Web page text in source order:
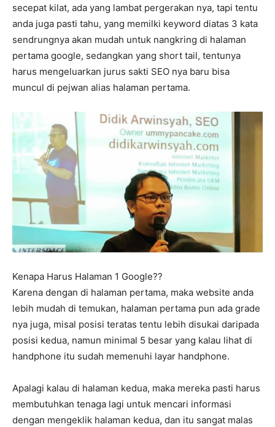
secepat kilat, ada yang lambat pergerakan nya, tapi tentu
anda juga pasti tahu, yang memilki keyword diatas 3 kata
sendrungnya akan mudah untuk nangkring di halaman
pertama google, sedangkan yang short tail, tentunya
harus mengeluarkan jurus sakti SEO nya baru bisa
muncul di pejwan alias halaman pertama.
Kenapa Harus Halaman 1 Google??
Karena dengan di halaman pertama, maka website anda
lebih mudah di temukan, halaman pertama pun ada grade
nya juga, misal posisi teratas tentu lebih disukai daripada
posisi kedua, namun minimal 5 besar yang kalau lihat di
handphone itu sudah memenuhi layar handphone.
Apalagi kalau di halaman kedua, maka mereka pasti harus
membutuhkan tenaga lagi untuk mencari informasi
dengan mengeklik halaman kedua, dan itu sangat malas